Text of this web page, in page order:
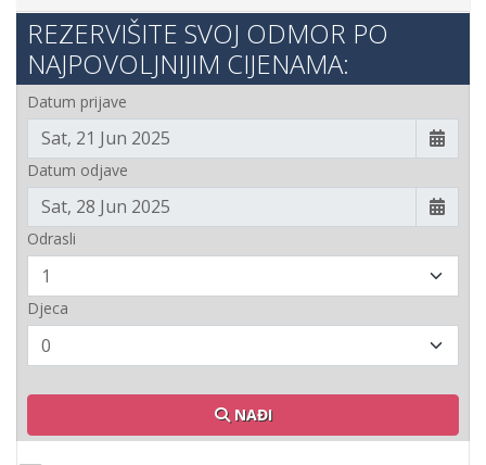
REZERVIŠITE SVOJ ODMOR PO
NAJPOVOLJNIJIM CIJENAMA:
Datum prijave
Datum odjave
Odrasli
Djeca
NAĐI